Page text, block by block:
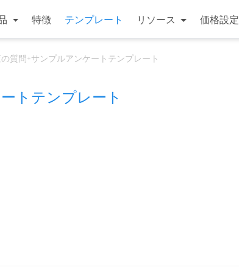
特徴 テンプレート リソース 価格設定
質問+サンプルアンケートテンプレート
トテンプレート